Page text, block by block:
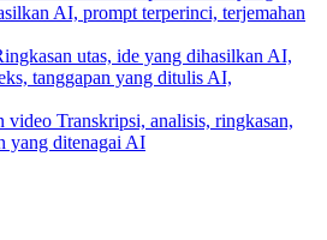
AI, prompt terperinci, terjemahan
utas, ide yang dihasilkan AI,
tanggapan yang ditulis AI,
video Transkripsi, analisis, ringkasan,
yang ditenagai AI